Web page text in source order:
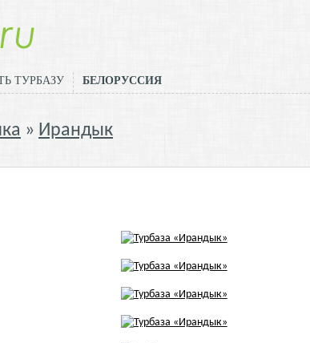
ТУРБАЗУ БЕЛОРУССИЯ
Ирандык